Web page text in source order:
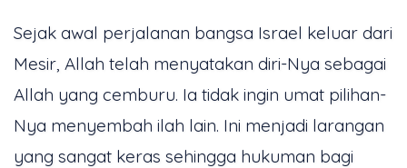
Sejak awal perjalanan bangsa Israel keluar dari
Mesir, Allah telah menyatakan diri-Nya sebagai
Allah yang cemburu. Ia tidak ingin umat pilihan-
Nya menyembah ilah lain. Ini menjadi larangan
yang sangat keras sehingga hukuman bagi